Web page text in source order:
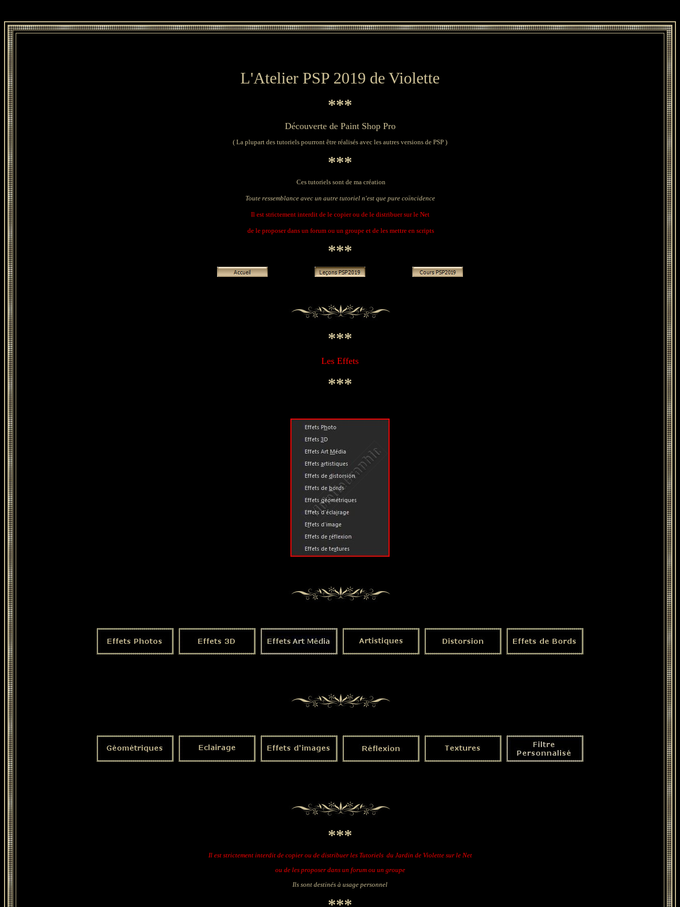
L'Atelier PSP 2019 de Violette
***
Découverte de Paint Shop Pro
( La plupart des tutoriels pourront être réalisés avec les autres versions de PSP )
***
Ces tutoriels sont de ma création
Toute ressemblance avec un autre tutoriel n'est que pure coïncidence
Il est strictement interdit de le copier ou de le distribuer sur le Net
de le proposer dans un forum ou un groupe et de les mettre en scripts
***
***
Les Effets
***
***
Il est strictement interdit de copier ou de distribuer les Tutoriels du Jardin de Violette sur le Net
ou de les proposer dans un forum ou un groupe
Ils sont destinés à usage personnel